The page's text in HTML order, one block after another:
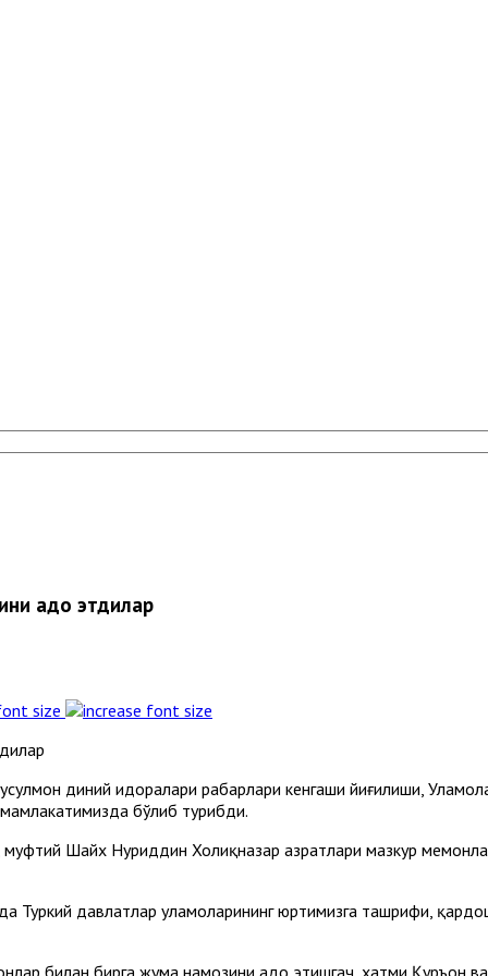
адо этдилар
size
диний идоралари раҳбарлари кенгаши йиғилиши,
бўлиб турибди.
муфтий Шайх Нуриддин Холиқназар ҳазратлари мазкур
Туркий давлатлар уламоларининг юртимизга ташрифи,
билан бирга жума намозини адо этишгач, хатми Қуръон